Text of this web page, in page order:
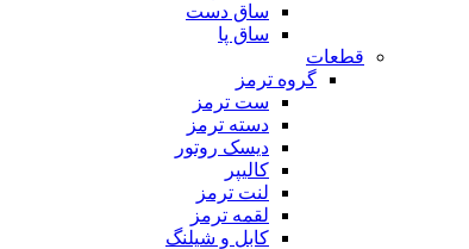
ساق دست
ساق پا
قطعات
گروه ترمز
ست ترمز
دسته ترمز
دیسک روتور
کالیپر
لنت ترمز
لقمه ترمز
کابل و شیلنگ